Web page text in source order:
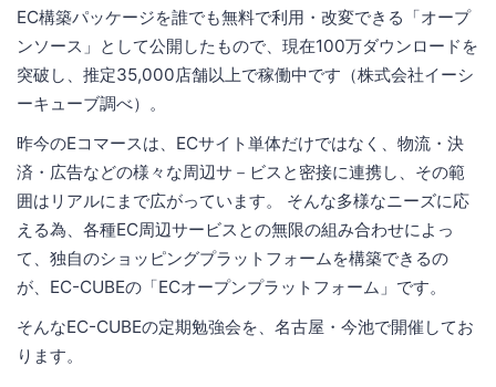
EC構築パッケージを誰でも無料で利用・改変できる「オープ
ンソース」として公開したもので、現在100万ダウンロードを
突破し、推定35,000店舗以上で稼働中です（株式会社イーシ
ーキューブ調べ）。
昨今のEコマースは、ECサイト単体だけではなく、物流・決
済・広告などの様々な周辺サ－ビスと密接に連携し、その範
囲はリアルにまで広がっています。 そんな多様なニーズに応
える為、各種EC周辺サービスとの無限の組み合わせによっ
て、独自のショッピングプラットフォームを構築できるの
が、EC-CUBEの「ECオープンプラットフォーム」です。
そんなEC-CUBEの定期勉強会を、名古屋・今池で開催してお
ります。